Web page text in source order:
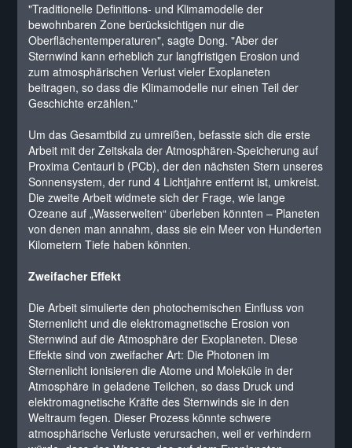
"Traditionelle Definitions- und Klimamodelle der
bewohnbaren Zone berücksichtigen nur die
Oberflächentemperaturen", sagte Dong. "Aber der
Sternwind kann erheblich zur langfristigen Erosion und
zum atmosphärischen Verlust vieler Exoplaneten
beitragen, so dass die Klimamodelle nur einen Teil der
Geschichte erzählen."
Um das Gesamtbild zu umreißen, befasste sich die erste
Arbeit mit der Zeitskala der Atmosphären-Speicherung auf
Proxima Centauri b (PCb), der den nächsten Stern unseres
Sonnensystem, der rund 4 Lichtjahre entfernt ist, umkreist.
Die zweite Arbeit widmete sich der Frage, wie lange
Ozeane auf „Wasserwelten“ überleben könnten – Planeten
von denen man annahm, dass sie ein Meer von Hunderten
Kilometern Tiefe haben könnten.
Zweifacher Effekt
Die Arbeit simulierte den photochemischen Einfluss von
Sternenlicht und die elektromagnetische Erosion von
Sternwind auf die Atmosphäre der Exoplaneten. Diese
Effekte sind von zweifacher Art: Die Photonen im
Sternenlicht ionisieren die Atome und Moleküle in der
Atmosphäre in geladene Teilchen, so dass Druck und
elektromagnetische Kräfte des Sternwinds sie in den
Weltraum fegen. Dieser Prozess könnte schwere
atmosphärische Verluste verursachen, weil er verhindern